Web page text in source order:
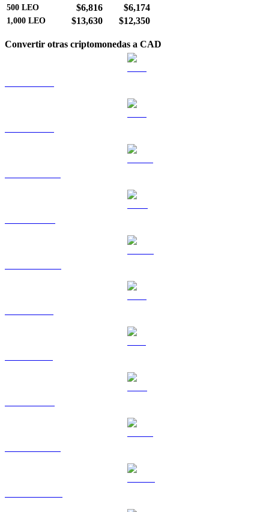
500 LEO $6,816 $6,174
1,000 LEO $13,630 $12,350
Convertir otras criptomonedas a CAD